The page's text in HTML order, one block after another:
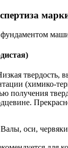
фундаментом
твердость,
(химико-
получения
оси,